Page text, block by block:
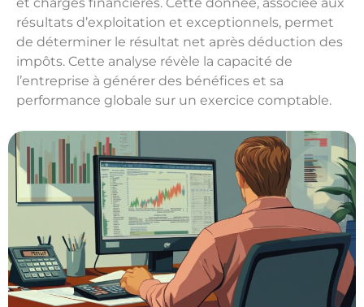
résultats d’exploitation et exceptionnels, permet
de déterminer le résultat net après déduction des
impôts. Cette analyse révèle la capacité de
l’entreprise à générer des bénéfices et sa
performance globale sur un exercice comptable.